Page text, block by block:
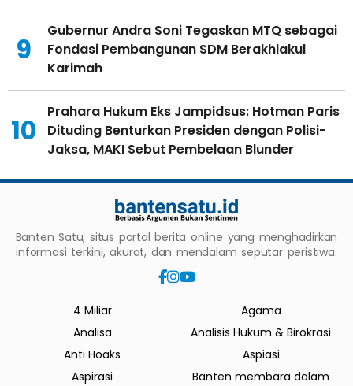
9
Gubernur Andra Soni Tegaskan MTQ sebagai
Fondasi Pembangunan SDM Berakhlakul
Karimah
10
Prahara Hukum Eks Jampidsus: Hotman Paris
Dituding Benturkan Presiden dengan Polisi-
Jaksa, MAKI Sebut Pembelaan Blunder
Banten Satu, situs portal berita online yang menghadirkan
informasi terkini, akurat, dan mendalam seputar peristiwa.
4 Miliar
Agama
Analisa
Analisis Hukum & Birokrasi
Anti Hoaks
Aspiasi
Aspirasi
Banten membara dalam